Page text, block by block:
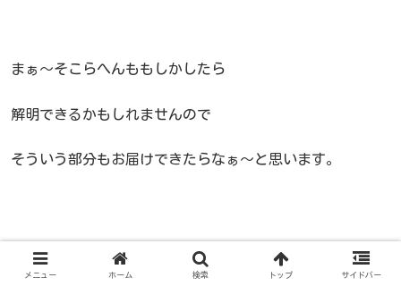
まぁ～そこらへんももしかしたら
解明できるかもしれませんので
そういう部分もお届けできたらなぁ～と思います。
それでは本日も最後までご購読ありがとうございました
(^^)/
メニュー ホーム 検索 トップ サイドバー